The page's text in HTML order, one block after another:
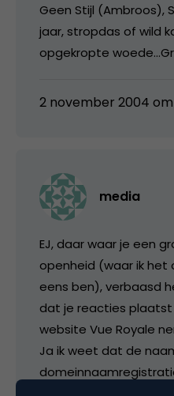
Geen Stijl (Ambroos),
jaar, stropdas of wild
opgekropte
2 november 2004 om
media
EJ, daar waar je een
openheid (waar ik het
eens ben), verbaasd
dat je reacties plaatst
website Vue Royale
Ja ik weet dat de